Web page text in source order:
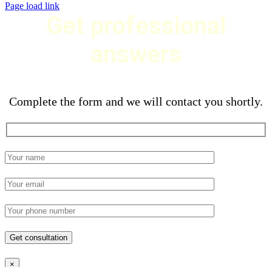
Page load link
Get professional
answers
Complete the form and we will contact you shortly.
×